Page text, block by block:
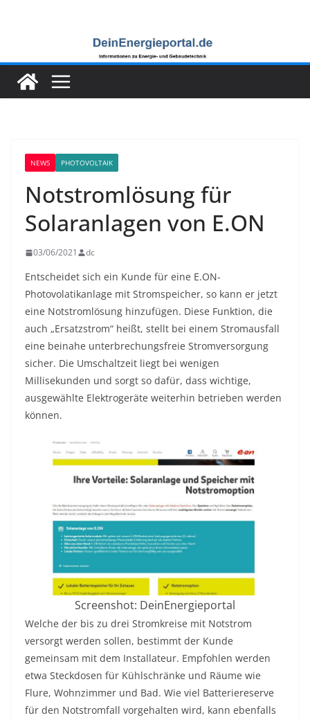
NEWS PHOTOVOLTAIK
Notstromlösung für
Solaranlagen von E.ON
03/06/2021 dc
Entscheidet sich ein Kunde für eine E.ON-
Photovolatikanlage mit Stromspeicher, so kann er jetzt
eine Notstromlösung hinzufügen. Diese Funktion, die
auch „Ersatzstrom“ heißt, stellt bei einem Stromausfall
eine beinahe unterbrechungsfreie Stromversorgung
sicher. Die Umschaltzeit liegt bei wenigen
Millisekunden und sorgt so dafür, dass wichtige,
ausgewählte Elektrogeräte weiterhin betrieben werden
können.
Screenshot: DeinEnergieportal
Welche der bis zu drei Stromkreise mit Notstrom
versorgt werden sollen, bestimmt der Kunde
gemeinsam mit dem Installateur. Empfohlen werden
etwa Steckdosen für Kühlschränke und Räume wie
Flure, Wohnzimmer und Bad. Wie viel Batteriereserve
für den Notstromfall vorgehalten wird, kann ebenfalls